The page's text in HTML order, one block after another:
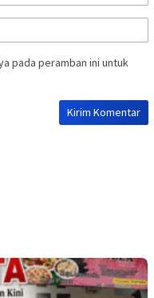
pada peramban ini untuk